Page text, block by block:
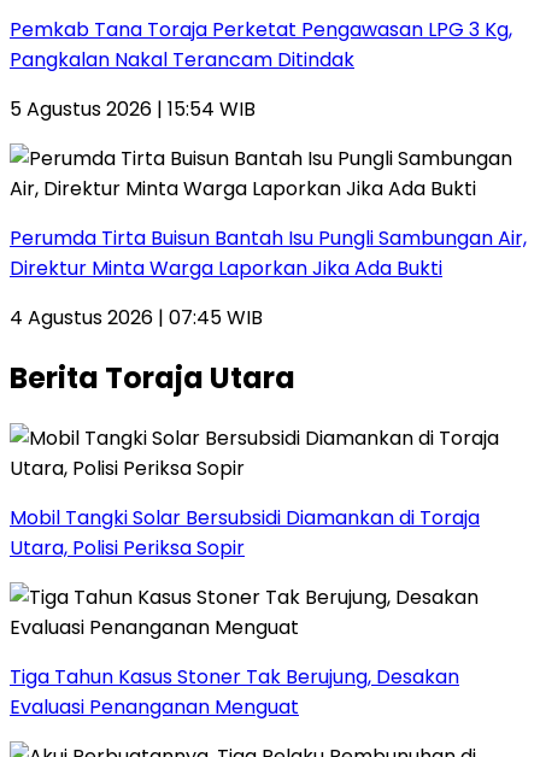
Pemkab Tana Toraja Perketat Pengawasan LPG 3 Kg,
Pangkalan Nakal Terancam Ditindak
5 Agustus 2026 | 15:54 WIB
Perumda Tirta Buisun Bantah Isu Pungli Sambungan Air,
Direktur Minta Warga Laporkan Jika Ada Bukti
4 Agustus 2026 | 07:45 WIB
Berita Toraja Utara
Mobil Tangki Solar Bersubsidi Diamankan di Toraja
Utara, Polisi Periksa Sopir
Tiga Tahun Kasus Stoner Tak Berujung, Desakan
Evaluasi Penanganan Menguat